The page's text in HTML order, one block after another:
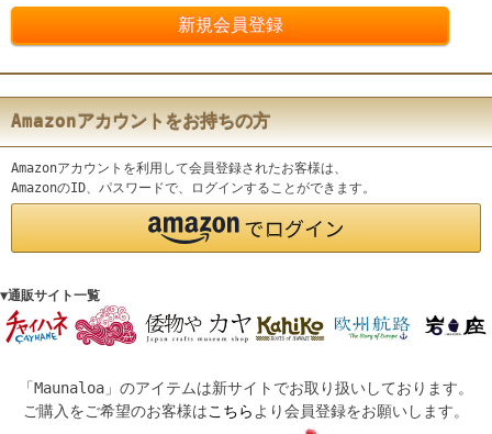
Amazonアカウントをお持ちの方
Amazonアカウントを利用して会員登録されたお客様は、
AmazonのID、パスワードで、ログインすることができます。
▼通販サイト一覧
「Maunaloa」のアイテムは新サイトでお取り扱いしております。
ご購入をご希望のお客様はこちら より会員登録をお願いします。